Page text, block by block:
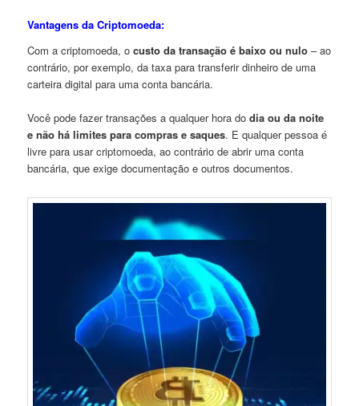
Vantagens da Criptomoeda:
Com a criptomoeda, ocusto da transação é baixo ou nulo – ao
contrário, por exemplo, da taxa para transferir dinheiro de uma
carteira digital para uma conta bancária.
Você pode fazer transações a qualquer hora dodia ou da noite
e não há limites para compras e saques. E qualquer pessoa é
livre para usar criptomoeda, ao contrário de abrir uma conta
bancária, que exige documentação e outros documentos.